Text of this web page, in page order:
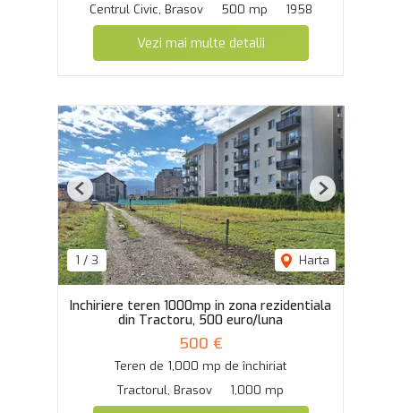
Centrul Civic, Brasov
500 mp 1958
Vezi mai multe detalii
1 / 3 Harta
Previous Next
Inchiriere teren 1000mp in zona rezidentiala
din Tractoru, 500 euro/luna
500 €
Teren de 1,000 mp de închiriat
Tractorul, Brasov
1,000 mp